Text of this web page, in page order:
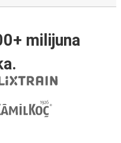
milijuna